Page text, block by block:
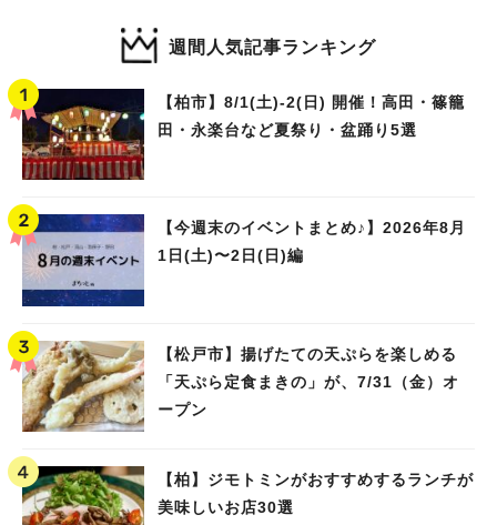
週間人気記事ランキング
【柏市】8/1(土)‐2(日) 開催！高田・篠籠
田・永楽台など夏祭り・盆踊り5選
【今週末のイベントまとめ♪】2026年8月
1日(土)〜2日(日)編
【松戸市】揚げたての天ぷらを楽しめる
「天ぷら定食まきの」が、7/31（金）オ
ープン
【柏】ジモトミンがおすすめするランチが
美味しいお店30選